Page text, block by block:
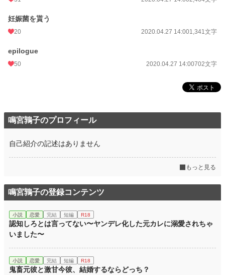
妊娠菌を貰う
20 2020.04.27 14:001,341文字
epilogue
50 2020.04.27 14:00702文字
鳴宮鶉子のプロフィール
自己紹介の記述はありません
もっと見る
鳴宮鶉子の登録コンテンツ
小説 恋愛 完結 短編 R18
認知しろとは言ってない〜ヤンデレ化した元カレに溺愛されちゃ
いました〜
小説 恋愛 完結 短編 R18
鬼畜元彼と激甘今彼、結婚するならどっち？